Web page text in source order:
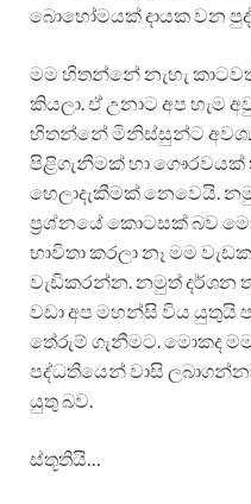
බොහෝමයක් දායක වන
මම හිතන්නේ නැහැ
කියලා. ඒ උනාට අප හැම
හිතන්නේ මිනිස්සුන්ට
පිළිගැනීමක් හා ගෞරවයක්
හෙලාදැකීමක් නෙවෙයි.
ප්‍රශ්නයේ කොටසක් බව
භාවිතා කරලා නෑ මම
වැඩිකරන්න. නමුත් දර්ශන
වඩා අප මහන්සි විය යුතුයි
තේරුම් ගැනීමට. මොකද
පද්ධතියෙන් වාසි
යුතු බව.
ස්තූතියි…